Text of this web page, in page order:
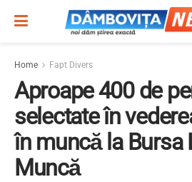
Home Fapt Divers
Aproape 400 de
selectate în
în muncă la Bursa
Muncă